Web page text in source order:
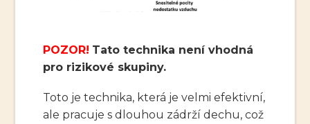
POZOR! Tato technika není vhodná
pro rizikové skupiny.
Toto je technika, která je velmi efektivní,
ale pracuje s dlouhou zádrží dechu, což